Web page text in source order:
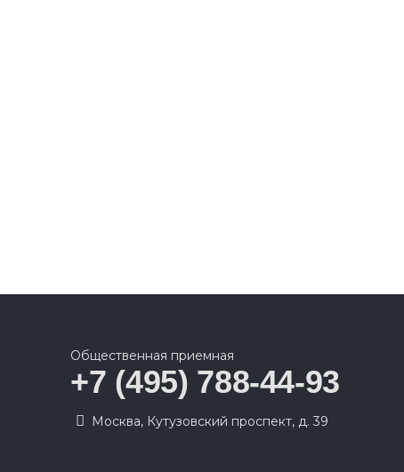
Общественная приемная
+7 (495) 788-44-93
Москва, Кутузовский проспект, д. 39